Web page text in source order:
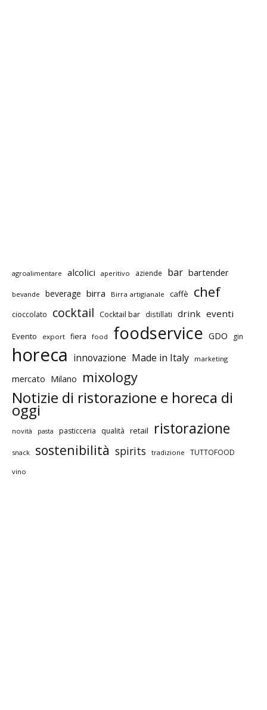
agroalimentare alcolici aperitivo aziende bar bartender
bevande beverage birra Birra artigianale caffè chef
cioccolato cocktail Cocktail bar distillati drink eventi
Evento export fiera food foodservice GDO gin
horeca innovazione Made in Italy marketing
mercato Milano mixology
Notizie di ristorazione e horeca di
oggi
novità pasta pasticceria qualità retail ristorazione
snack sostenibilità spirits tradizione TUTTOFOOD
vino